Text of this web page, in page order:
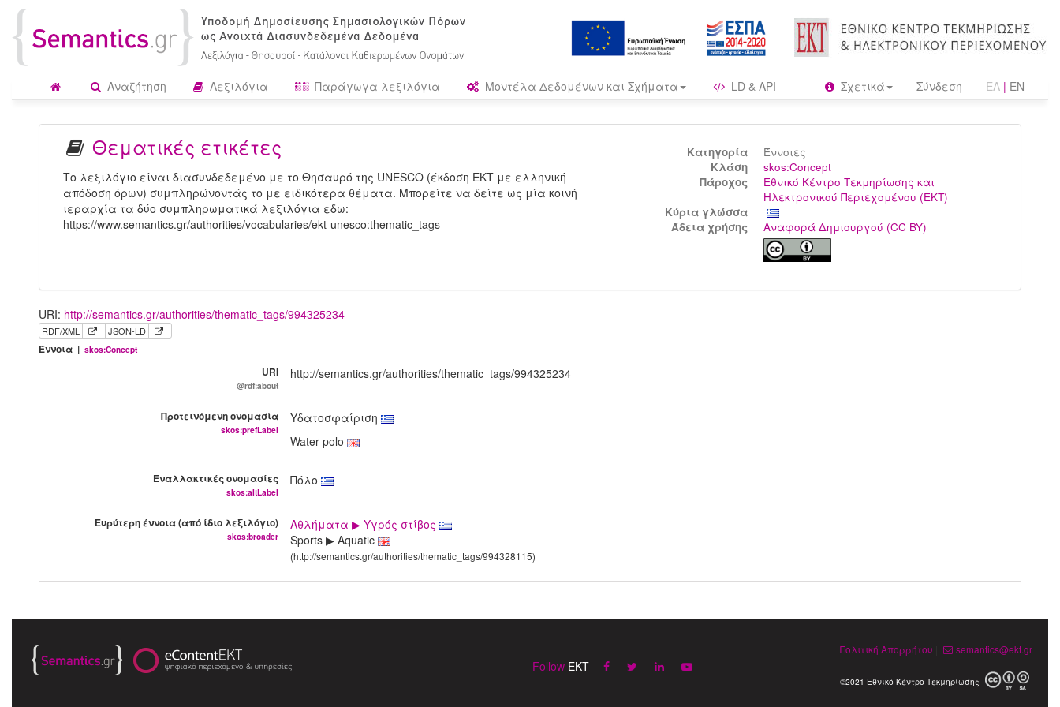
Αναζήτηση Λεξιλόγια Παράγωγα λεξιλόγια Μοντέλα Δεδομένων και Σχήματα LD & API Σχετικά Σύνδεση ΕΛ | EN
Θεματικές ετικέτες
Το λεξιλόγιο είναι διασυνδεδεμένο με το Θησαυρό της UNESCO (έκδοση ΕΚΤ με ελληνική
απόδοση όρων) συμπληρώνοντάς το με ειδικότερα θέματα. Μπορείτε να δείτε ως μία κοινή
ιεραρχία τα δύο συμπληρωματικά λεξιλόγια εδω:
https://www.semantics.gr/authorities/vocabularies/ekt-unesco:thematic_tags
Κατηγορία
Έννοιες
Kλάση
skos:Concept
Πάροχος
Εθνικό Κέντρο Τεκμηρίωσης και
Ηλεκτρονικού Περιεχομένου (ΕΚΤ)
Κύρια γλώσσα
Άδεια χρήσης
Αναφορά Δημιουργού (CC BY)
URI: http://semantics.gr/authorities/thematic_tags/994325234
RDF/XML JSON-LD
Έννοια | skos:Concept
URI
@rdf:about
http://semantics.gr/authorities/thematic_tags/994325234
Προτεινόμενη ονομασία
skos:prefLabel
Υδατοσφαίριση
Water polo
Εναλλακτικές ονομασίες
skos:altLabel
Πόλο
Ευρύτερη έννοια (από ίδιο λεξιλόγιο)
skos:broader
Αθλήματα ▶ Υγρός στίβος
Sports ▶ Aquatic
(http://semantics.gr/authorities/thematic_tags/994328115)
FollowEKT
Πολιτική Απορρήτου semantics@ekt.gr
©2021 Εθνικό Κέντρο Τεκμηρίωσης